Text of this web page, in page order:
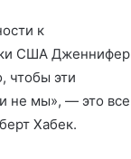
к
США Дженнифер
чтобы эти
не мы», — это все
Хабек.